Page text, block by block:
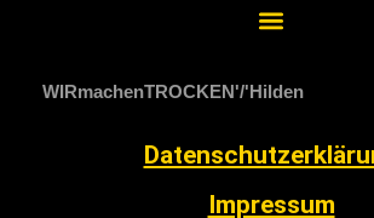
WIRmachenTROCKEN Hilden
Impressum